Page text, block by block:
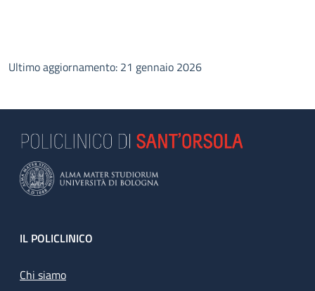
Ultimo aggiornamento: 21 gennaio 2026
Footer
IL POLICLINICO
Chi siamo